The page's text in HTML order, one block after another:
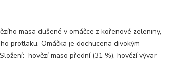
masa dušené v omáčce z kořenové zeleniny,
protlaku. Omáčka je dochucena divokým
hovězí maso přední (31 %), hovězí vývar